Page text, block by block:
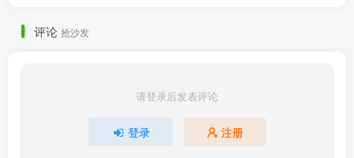
评论 抢沙发
请登录后发表评论
登录 注册